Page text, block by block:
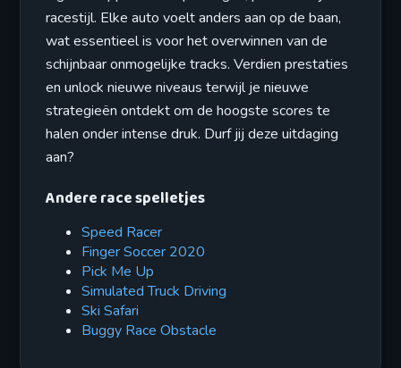
racestijl. Elke auto voelt anders aan op de baan,
wat essentieel is voor het overwinnen van de
schijnbaar onmogelijke tracks. Verdien prestaties
en unlock nieuwe niveaus terwijl je nieuwe
strategieën ontdekt om de hoogste scores te
halen onder intense druk. Durf jij deze uitdaging
aan?
Andere race spelletjes
Speed Racer
Finger Soccer 2020
Pick Me Up
Simulated Truck Driving
Ski Safari
Buggy Race Obstacle